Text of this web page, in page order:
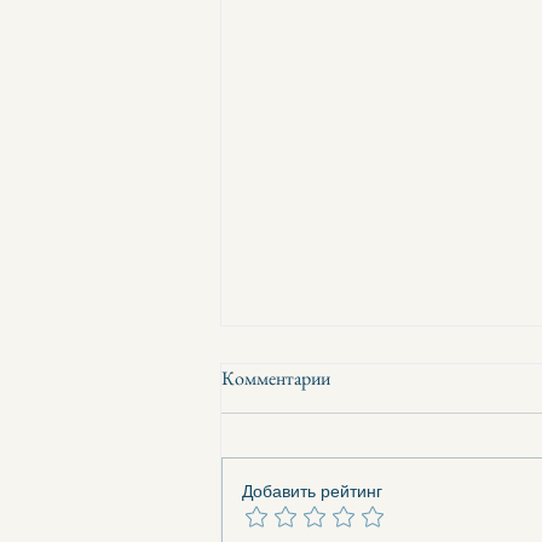
Комментарии
Добавить рейтинг